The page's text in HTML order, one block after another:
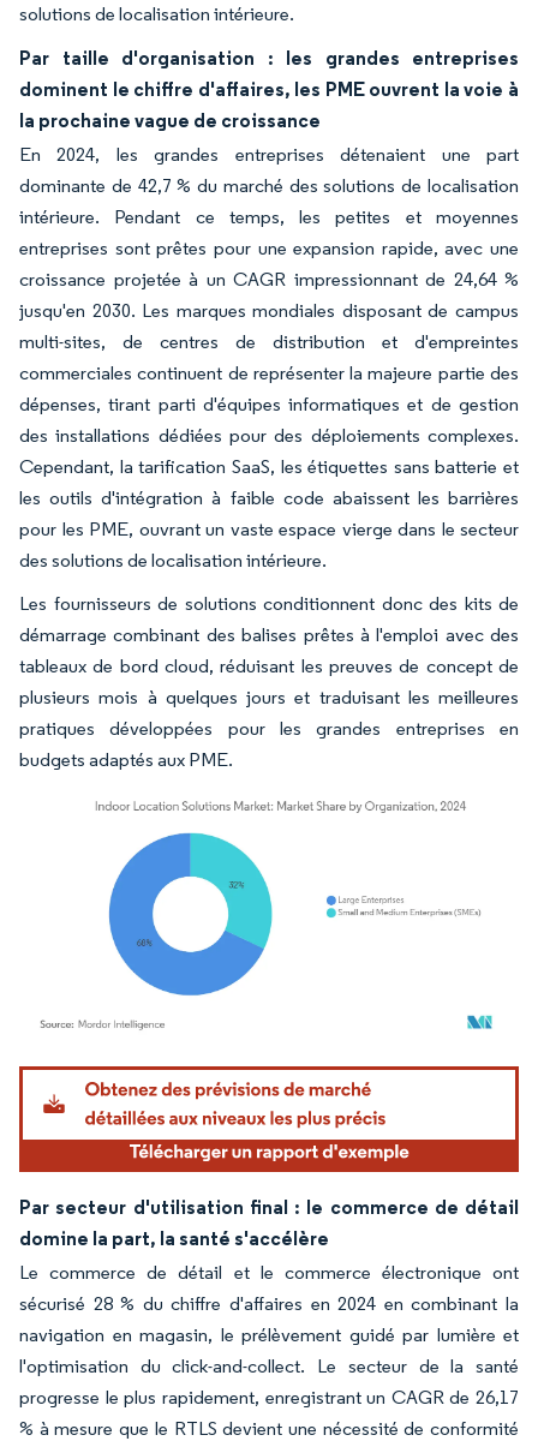
solutions de localisation intérieure.
Par taille d'organisation : les grandes entreprises
dominent le chiffre d'affaires, les PME ouvrent la voie à
la prochaine vague de croissance
En 2024, les grandes entreprises détenaient une part
dominante de 42,7 % du marché des solutions de localisation
intérieure. Pendant ce temps, les petites et moyennes
entreprises sont prêtes pour une expansion rapide, avec une
croissance projetée à un CAGR impressionnant de 24,64 %
jusqu'en 2030. Les marques mondiales disposant de campus
multi-sites, de centres de distribution et d'empreintes
commerciales continuent de représenter la majeure partie des
dépenses, tirant parti d'équipes informatiques et de gestion
des installations dédiées pour des déploiements complexes.
Cependant, la tarification SaaS, les étiquettes sans batterie et
les outils d'intégration à faible code abaissent les barrières
pour les PME, ouvrant un vaste espace vierge dans le secteur
des solutions de localisation intérieure.
Les fournisseurs de solutions conditionnent donc des kits de
démarrage combinant des balises prêtes à l'emploi avec des
tableaux de bord cloud, réduisant les preuves de concept de
plusieurs mois à quelques jours et traduisant les meilleures
pratiques développées pour les grandes entreprises en
budgets adaptés aux PME.
Image © Mordor Intelligence. La réutilisation nécessite une attribution sous CC BY
Par secteur d'utilisation final : le commerce de détail
domine la part, la santé s'accélère
Le commerce de détail et le commerce électronique ont
sécurisé 28 % du chiffre d'affaires en 2024 en combinant la
navigation en magasin, le prélèvement guidé par lumière et
l'optimisation du click-and-collect. Le secteur de la santé
progresse le plus rapidement, enregistrant un CAGR de 26,17
% à mesure que le RTLS devient une nécessité de conformité